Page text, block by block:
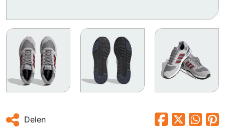
Delen